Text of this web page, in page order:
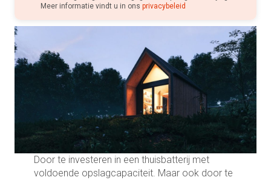
Meer informatie vindt u in ons privacybeleid
Door te investeren in een thuisbatterij met
voldoende opslagcapaciteit. Maar ook door te